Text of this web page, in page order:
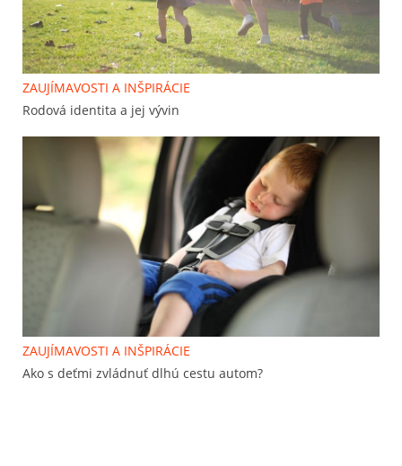
ZAUJÍMAVOSTI A INŠPIRÁCIE
Rodová identita a jej vývin
ZAUJÍMAVOSTI A INŠPIRÁCIE
Ako s deťmi zvládnuť dlhú cestu autom?